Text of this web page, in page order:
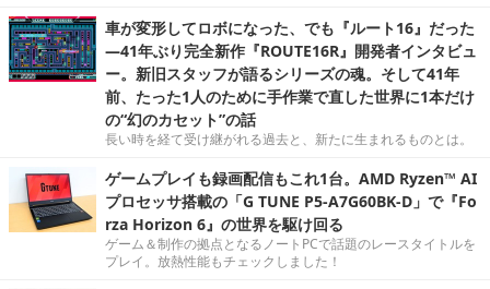
車が変形してロボになった、でも『ルート16』だった
―41年ぶり完全新作『ROUTE16R』開発者インタビュ
ー。新旧スタッフが語るシリーズの魂。そして41年
前、たった1人のために手作業で直した世界に1本だけ
の“幻のカセット”の話
長い時を経て受け継がれる過去と、新たに生まれるものとは。
ゲームプレイも録画配信もこれ1台。AMD Ryzen™ AI
プロセッサ搭載の「G TUNE P5-A7G60BK-D」で『Fo
rza Horizon 6』の世界を駆け回る
ゲーム＆制作の拠点となるノートPCで話題のレースタイトルを
プレイ。放熱性能もチェックしました！